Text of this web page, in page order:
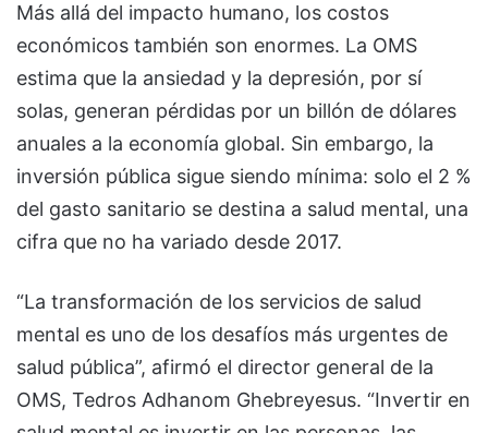
Más allá del impacto humano, los costos
económicos también son enormes. La OMS
estima que la ansiedad y la depresión, por sí
solas, generan pérdidas por un billón de dólares
anuales a la economía global. Sin embargo, la
inversión pública sigue siendo mínima: solo el 2 %
del gasto sanitario se destina a salud mental, una
cifra que no ha variado desde 2017.
“La transformación de los servicios de salud
mental es uno de los desafíos más urgentes de
salud pública”, afirmó el director general de la
OMS, Tedros Adhanom Ghebreyesus. “Invertir en